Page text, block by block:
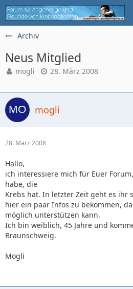
Archiv
Neus Mitglied
mogli 28. März 2008
mogli
28. März 2008
Hallo,
ich interessiere mich für Euer
habe, die
Krebs hat. In letzter Zeit geht es ihr
hier ein paar Infos zu bekommen,
möglich unterstützen kann.
Ich bin weiblich, 45 Jahre und
Braunschweig.
Mogli